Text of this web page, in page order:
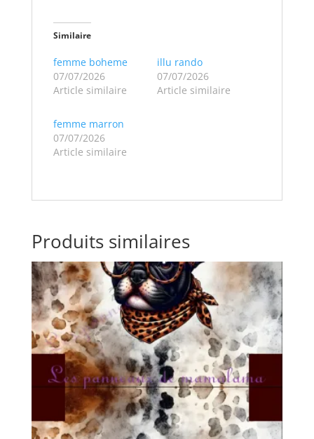
Similaire
femme boheme
07/07/2026
Article similaire
illu rando
07/07/2026
Article similaire
femme marron
07/07/2026
Article similaire
Produits similaires